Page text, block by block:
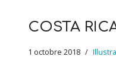
COSTA
1 octobre 2018